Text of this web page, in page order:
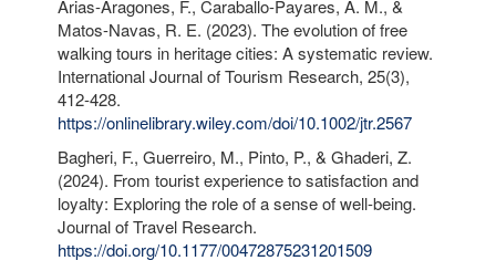
Arias-Aragones, F., Caraballo-Payares, A. M., &
Matos-Navas, R. E. (2023). The evolution of free
walking tours in heritage cities: A systematic review.
International Journal of Tourism Research, 25(3),
412-428.
https://onlinelibrary.wiley.com/doi/10.1002/jtr.2567
Bagheri, F., Guerreiro, M., Pinto, P., & Ghaderi, Z.
(2024). From tourist experience to satisfaction and
loyalty: Exploring the role of a sense of well-being.
Journal of Travel Research.
https://doi.org/10.1177/00472875231201509